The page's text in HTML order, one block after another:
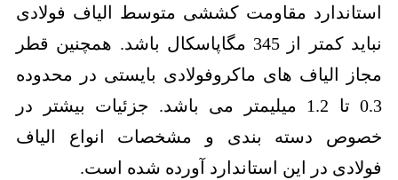
استاندارد مقاومت کششی متوسط الیاف فولادی
نباید کمتر از 345 مگاپاسکال باشد. همچنین قطر
مجاز الیاف های ماکروفولادی بایستی در محدوده
0.3 تا 1.2 میلیمتر می باشد. جزئیات بیشتر در
خصوص دسته بندی و مشخصات انواع الیاف
فولادی در این استاندارد آورده شده است.